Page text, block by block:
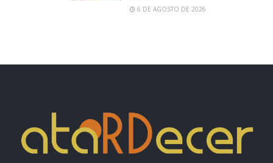
6 DE AGOSTO DE 2026